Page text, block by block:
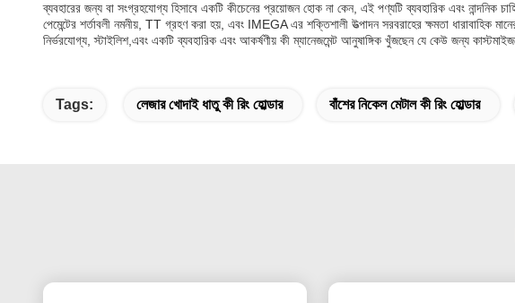
ব্যবহারের জন্য বা সংগ্রহযোগ্য হিসাবে একটি কীচেনের প্রয়োজন হোক না কেন, এই পণ্যটি ব্যবহারিক এবং নান্দনিক
পেমেন্টের শর্তাবলী নমনীয়, TT গ্রহণ করা হয়, এবং IMEGA এর শক্তিশালী উত্পাদন সরবরাহের ক্ষমতা ধারাবাহিক
নির্ভরযোগ্য, স্টাইলিশ,এবং একটি ব্যবহারিক এবং আকর্ষণীয় কী ম্যানেজমেন্ট আনুষাঙ্গিক খুঁজছেন যে কেউ জন্য
Tags: লেজার খোদাই ধাতু কী রিং হোল্ডার বাঁশের নিকেল মেটাল কী রিং হোল্ডার